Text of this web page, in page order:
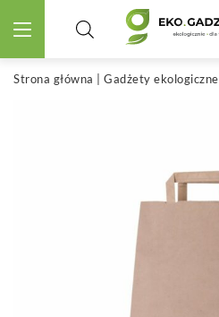
Strona główna Gadżety ekologiczne